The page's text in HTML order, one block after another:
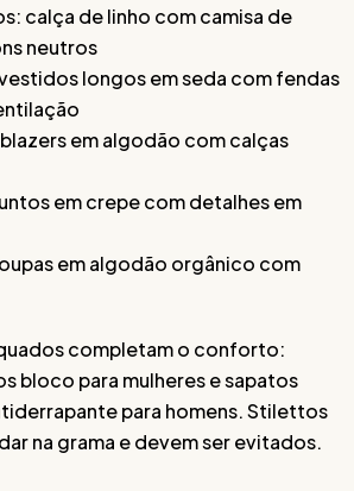
calça de linho com camisa de
neutros
vestidos longos em seda com fendas
em algodão com calças
em crepe com detalhes em
em algodão orgânico com
completam o conforto:
bloco para mulheres e sapatos
para homens. Stilettos
na grama e devem ser evitados.